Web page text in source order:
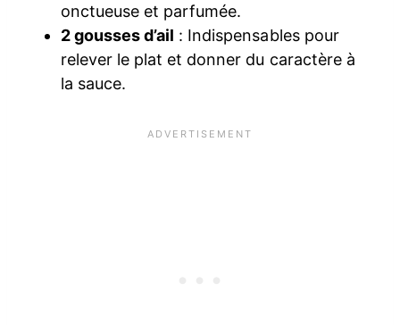
onctueuse et parfumée.
2 gousses d’ail : Indispensables pour
relever le plat et donner du caractère à
la sauce.